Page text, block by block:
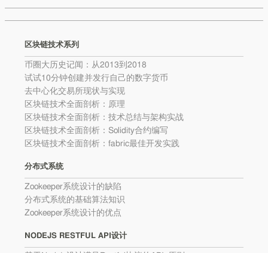
区块链技术系列
币圈大历史记闻：从2013到2018
试试10分钟创建并发行自己的数字货币
去中心化交易所现状与实现
区块链技术全面剖析：原理
区块链技术全面剖析：技术总结与架构实战
区块链技术全面剖析：Solidity合约编写
区块链技术全面剖析：fabric最佳开发实践
分布式系统
Zookeeper系统设计的缺陷
分布式系统的基础算法知识
Zookeeper系统设计的优点
NODEJS RESTFUL API设计